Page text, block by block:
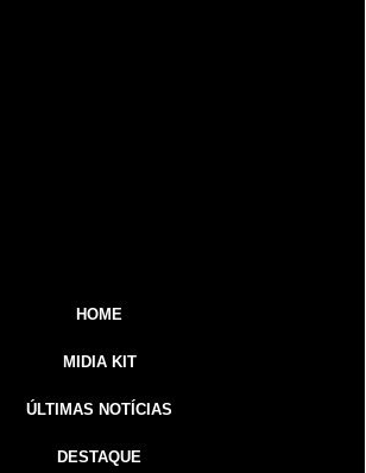
HOME
MIDIA KIT
ÚLTIMAS NOTÍCIAS
DESTAQUE